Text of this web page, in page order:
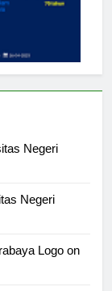
Negeri
Negeri
Logo on